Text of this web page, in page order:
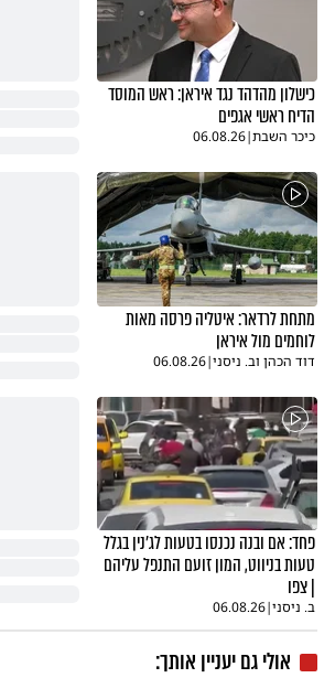
כישלון מהדהד נגד איראן: ראש המוסד
הדיח ראשי אגפים
כיכר השבת|
06.08.26
מתחת לרדאר: איטליה פרסה מאות
לוחמים מול איראן
דוד הכהן וב. ניסני|
06.08.26
פחד: אם ובנה נכנסו בטעות לג'נין בגלל
טעות בניווט, המון זועם התנפל עליהם
| צפו
ב. ניסני|
06.08.26
אולי גם יעניין אותך: